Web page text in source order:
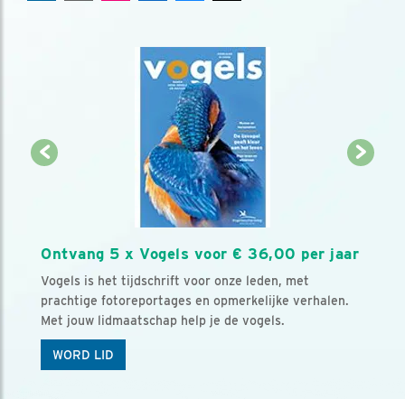
Ontvang 5 x Vogels voor € 36,00 per jaar
Vogels is het tijdschrift voor onze leden, met
prachtige fotoreportages en opmerkelijke verhalen.
Met jouw lidmaatschap help je de vogels.
WORD LID